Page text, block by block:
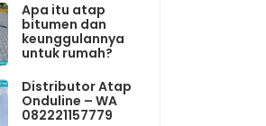
Apa itu atap
bitumen dan
keunggulannya
untuk rumah?
Distributor Atap
Onduline – WA
082221157779